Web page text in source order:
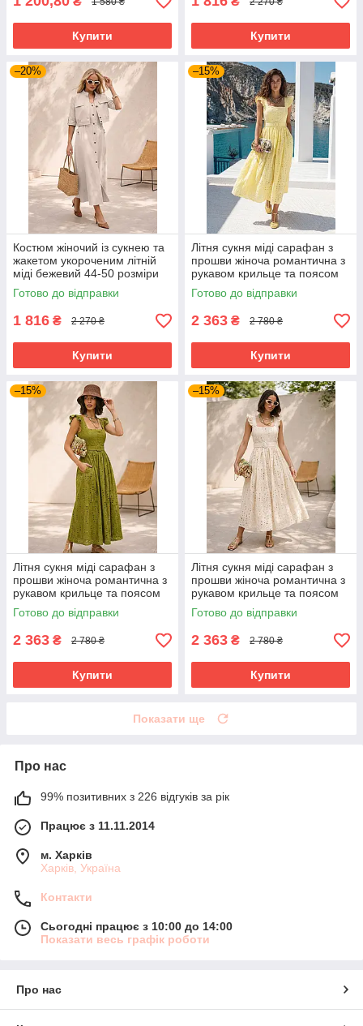
Купити Купити
–20%
Костюм жіночий із сукнею та
жакетом укороченим літній
міді бежевий 44-50 розміри
Готово до відправки
1 816 ₴ 2 270 ₴
Купити
–15%
Літня сукня міді сарафан з
прошви жіноча романтична з
рукавом крильце та поясом
42-48 розміри жовта
Готово до відправки
2 363 ₴ 2 780 ₴
Купити
–15%
Літня сукня міді сарафан з
прошви жіноча романтична з
рукавом крильце та поясом
42-48 розміри оливкова
Готово до відправки
2 363 ₴ 2 780 ₴
Купити
–15%
Літня сукня міді сарафан з
прошви жіноча романтична з
рукавом крильце та поясом
42-48 розміри бежева
Готово до відправки
2 363 ₴ 2 780 ₴
Купити
Показати ще
Про нас
99% позитивних з 226 відгуків за рік
Працює з 11.11.2014
м. Харків
Харків, Україна
Контакти
Сьогодні працює з 10:00 до 14:00
Показати весь графік роботи
Про нас